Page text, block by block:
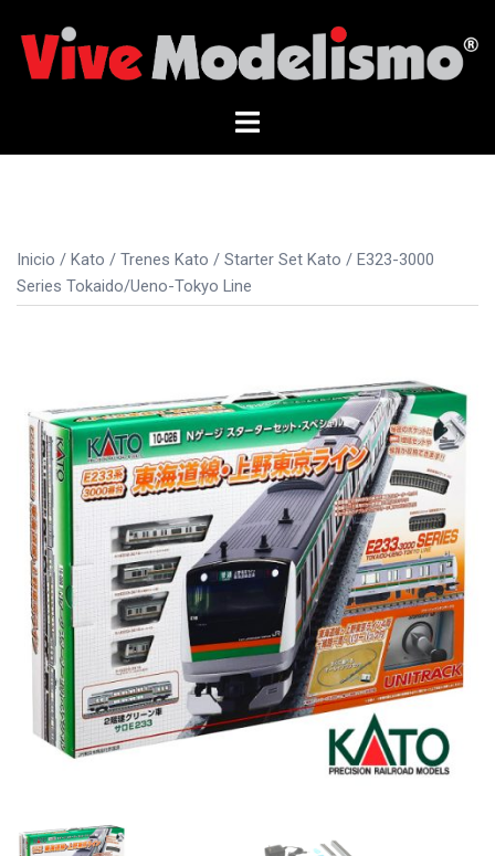
contenido
Alternar
Inicio / Kato / Trenes Kato / Starter Set Kato / E323-3000
Series Tokaido/Ueno-Tokyo Line